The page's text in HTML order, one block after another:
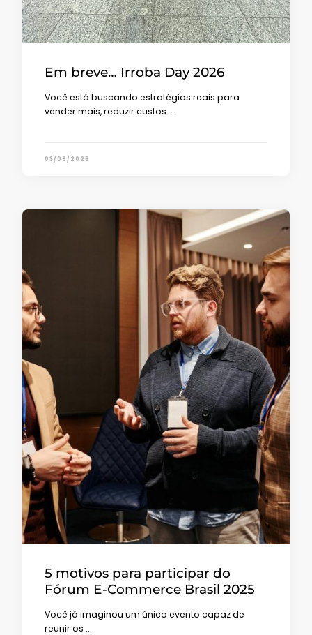
Em breve… Irroba Day 2026
Você está buscando estratégias reais para
vender mais, reduzir custos …
03/09/2025
5 motivos para participar do
Fórum E-Commerce Brasil 2025
Você já imaginou um único evento capaz de
reunir os …